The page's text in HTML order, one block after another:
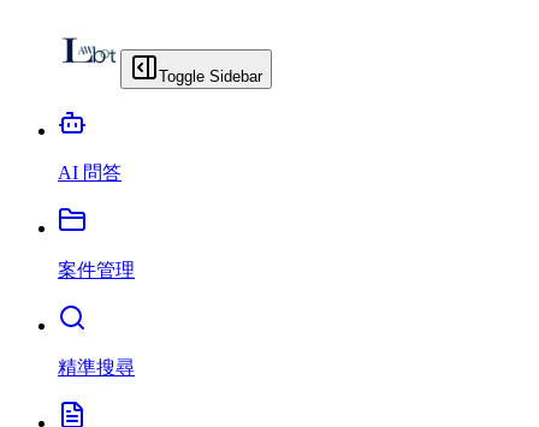
Toggle Sidebar
AI 問答
案件管理
精準搜尋